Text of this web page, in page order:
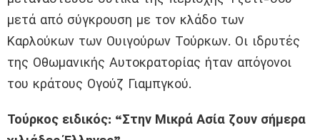
μετά από σύγκρουση με τον κλάδο των
Καρλούκων των Ουιγούρων Τούρκων. Οι ιδρυτές
της Οθωμανικής Αυτοκρατορίας ήταν απόγονοι
του κράτους Ογούζ Γιαμπγκού.
Τούρκος ειδικός: “Στην Μικρά Ασία ζουν σήμερα